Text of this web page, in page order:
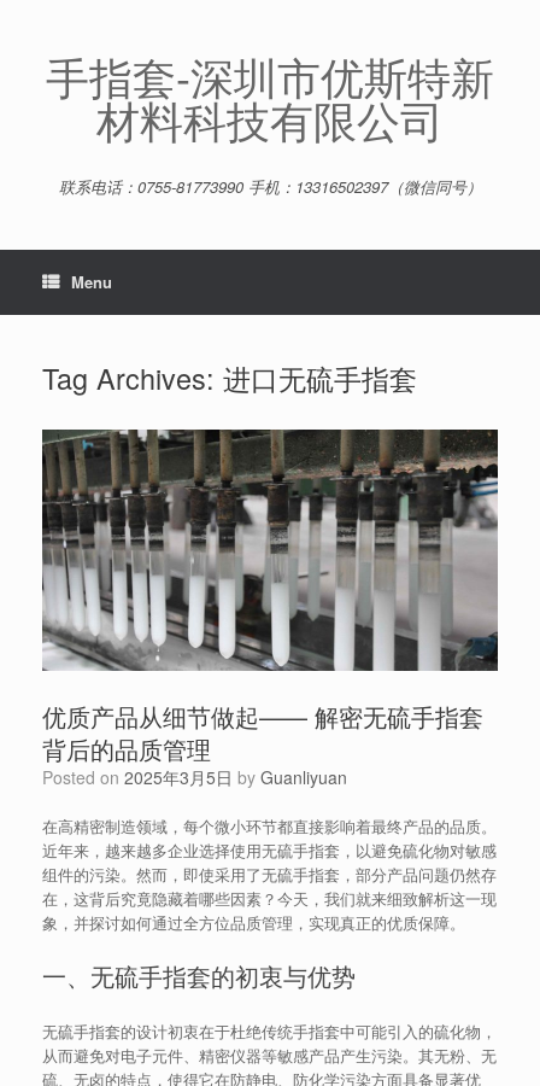
content手指套-深圳市优斯特新
材料科技有限公司
联系电话：0755-81773990 手机：13316502397（微信同号）
Menu
Tag Archives: 进口无硫手指套
优质产品从细节做起—— 解密无硫手指套
背后的品质管理
Posted on 2025年3月5日 by Guanliyuan
在高精密制造领域，每个微小环节都直接影响着最终产品的品质。
近年来，越来越多企业选择使用无硫手指套，以避免硫化物对敏感
组件的污染。然而，即使采用了无硫手指套，部分产品问题仍然存
在，这背后究竟隐藏着哪些因素？今天，我们就来细致解析这一现
象，并探讨如何通过全方位品质管理，实现真正的优质保障。
一、无硫手指套的初衷与优势
无硫手指套的设计初衷在于杜绝传统手指套中可能引入的硫化物，
从而避免对电子元件、精密仪器等敏感产品产生污染。其无粉、无
硫、无卤的特点，使得它在防静电、防化学污染方面具备显著优